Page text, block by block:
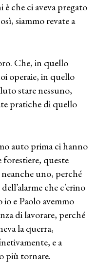
è che ci aveva pregato
siammo revate a
Che, in quello
operaie, in quello
stare nessuno,
pratiche di quello
auto prima ci hanno
queste
neanche uno, perché
che c’erino
e Paolo avemmo
di lavorare, perché
la querra,
e a
più tornare.